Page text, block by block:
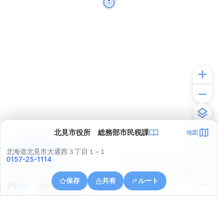
北見市役所 総務部市民税課 地図
北海道北見市大通西３丁目１−１
0157-25-1114
保存 共有 ルート
北海道北見市川東
アプリで見る